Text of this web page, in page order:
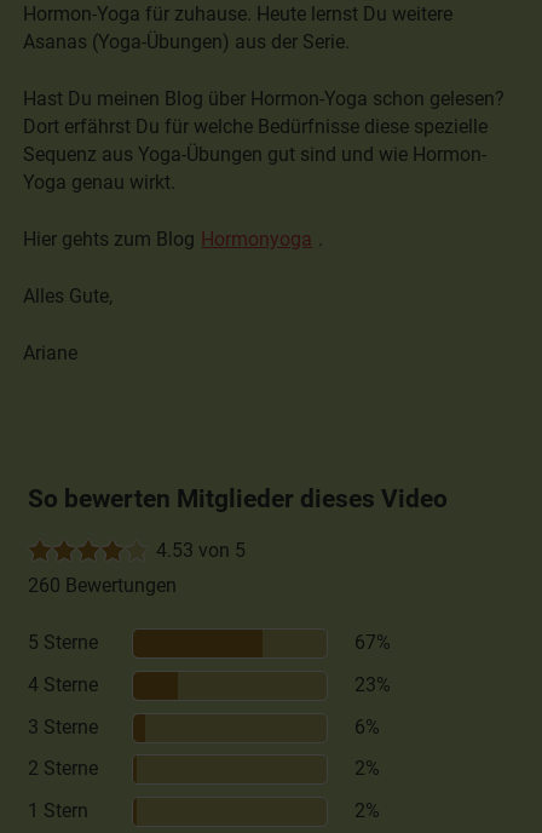
Hormon-Yoga für zuhause. Heute lernst Du weitere
Asanas (Yoga-Übungen) aus der Serie.
Hast Du meinen Blog über Hormon-Yoga schon gelesen?
Dort erfährst Du für welche Bedürfnisse diese spezielle
Sequenz aus Yoga-Übungen gut sind und wie Hormon-
Yoga genau wirkt.
Hier gehts zum Blog Hormonyoga
Alles Gute,
Ariane
So bewerten Mitglieder dieses Video
4.53 von 5
260 Bewertungen
5 Sterne
67%
4 Sterne
23%
3 Sterne
6%
2 Sterne
2%
1 Stern
2%